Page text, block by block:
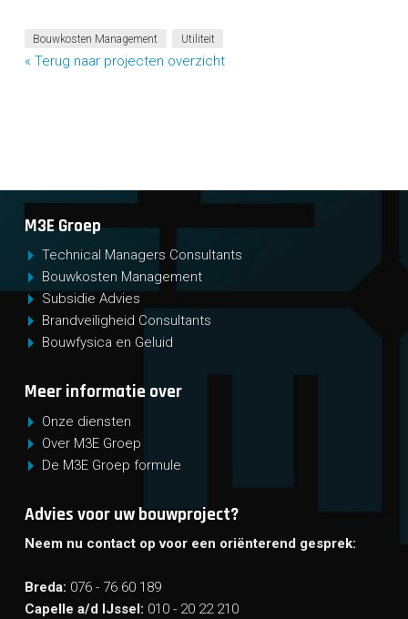
Bouwkosten Management Utiliteit
« Terug naar projecten overzicht
M3E Groep
Technical Managers Consultants
Bouwkosten Management
Subsidie Advies
Brandveiligheid Consultants
Bouwfysica en Geluid
Meer informatie over
Onze diensten
Over M3E Groep
De M3E Groep formule
Advies voor uw bouwproject?
Neem nu contact op voor een oriënterend gesprek:
Breda: 076 - 76 60 189
Capelle a/d IJssel: 010 - 20 22 210